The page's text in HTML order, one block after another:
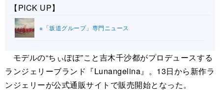
【PICK UP】
※「坂道グループ」専門ニュース
モデルの“ちぃぽぽ”こと吉木千沙都がプロデュースする
ランジェリーブランド『Lunangelina』。13日から新作ラ
ンジェリーが公式通販サイトで販売開始となった。